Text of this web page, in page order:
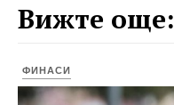
Вижте още:
ФИНАСИ